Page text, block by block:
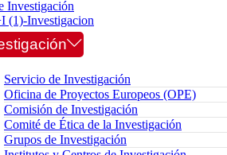
Investigación
(1)-Investigacion
Servicio de Investigación
Oficina de Proyectos Europeos (OPE)
Comisión de Investigación
Comité de Ética de la Investigación
Grupos de Investigación